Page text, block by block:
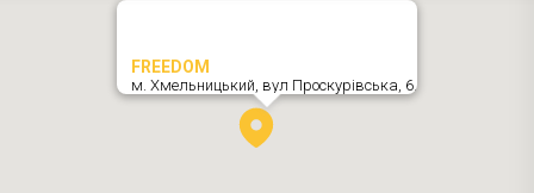
FREEDOM
м. Хмельницький, вул Проскурівська, 6,